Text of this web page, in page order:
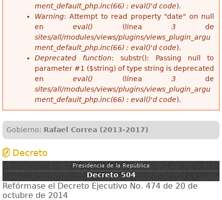
ment_default_php.inc(66) : eval()'d code).
Warning: Attempt to read property "date" on null
eneval() (línea 3 de
sites/all/modules/views/plugins/views_plugin_argu
ment_default_php.inc(66) : eval()'d code).
Deprecated function: substr(): Passing null to
parameter #1 ($string) of type string is deprecated
eneval() (línea 3 de
sites/all/modules/views/plugins/views_plugin_argu
ment_default_php.inc(66) : eval()'d code).
Gobierno: Rafael Correa (2013-2017)
Decreto
Presidencia de la República
Decreto 504
Refórmase el Decreto Ejecutivo No. 474 de 20 de
octubre de 2014